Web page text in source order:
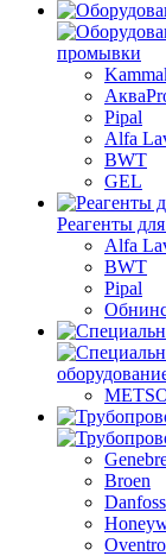
промывки
Pipal
Alfa
BWT
GEL
Реагенты
Alfa
BWT
Pipal
Broen
Danfoss